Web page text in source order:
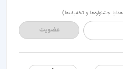
جشنواره‌ها و تخفیف‌ها)
عضویت